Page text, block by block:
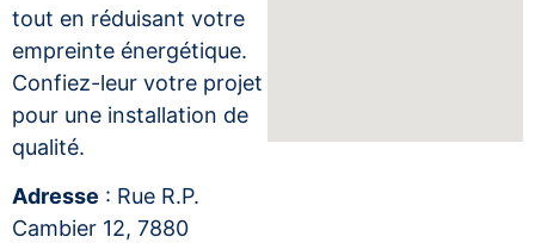
tout en réduisant votre
empreinte énergétique.
Confiez-leur votre projet
pour une installation de
qualité.
Adresse : Rue R.P.
Cambier 12, 7880